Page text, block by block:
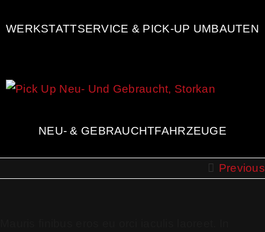
WERKSTATTSERVICE & PICK-UP UMBAUTEN
NEU- & GEBRAUCHTFAHRZEUGE
Previous